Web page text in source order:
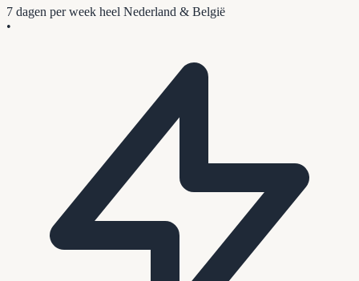
7 dagen per week heel Nederland & België
•